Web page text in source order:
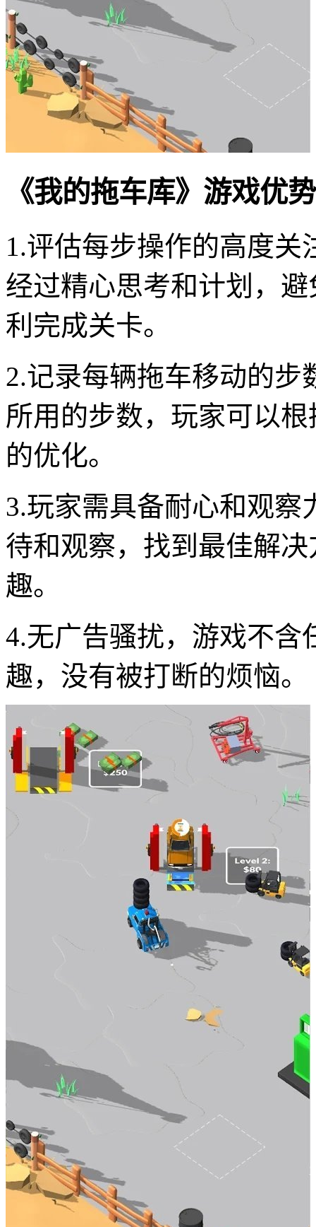
《我的拖车库》游戏优
1.评估每步操作的高度
经过精心思考和计划，
利完成关卡。
2.记录每辆拖车移动的
所用的步数，玩家可以
的优化。
3.玩家需具备耐心和观
待和观察，找到最佳解
趣。
4.无广告骚扰，游戏不含
趣，没有被打断的烦恼。